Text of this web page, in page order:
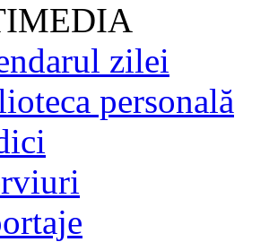
zilei
personală